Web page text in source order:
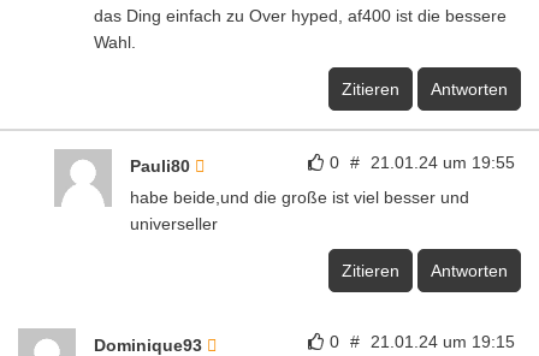
das Ding einfach zu Over hyped, af400 ist die bessere
Wahl.
Zitieren Antworten
0 # 21.01.24 um 19:55
Pauli80
habe beide,und die große ist viel besser und
universeller
Zitieren Antworten
0 # 21.01.24 um 19:15
Dominique93